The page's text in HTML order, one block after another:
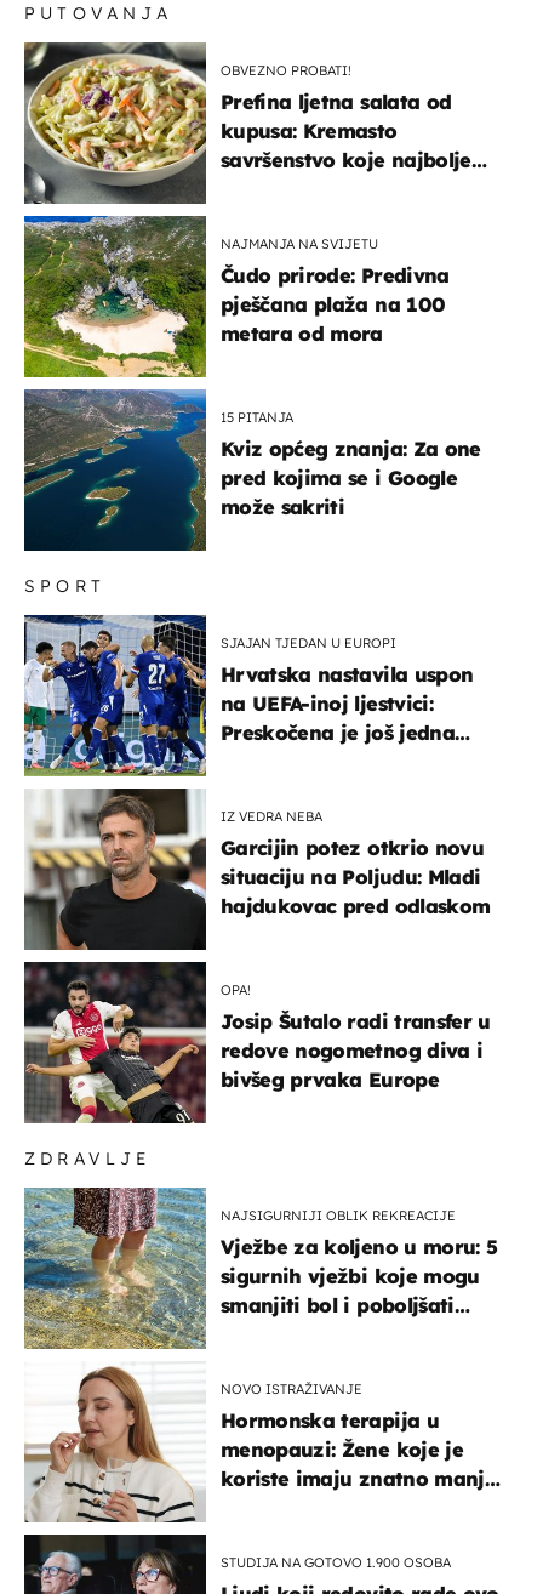
ZDRAVLJE
NAJSIGURNIJI OBLIK REKREACIJE
Vježbe za koljeno u moru: 5
sigurnih vježbi koje mogu
smanjiti bol i poboljšati
NOVO ISTRAŽIVANJE
Hormonska terapija u
menopauzi: Žene koje je
koriste imaju znatno manji
STUDIJA NA GOTOVO 1.900 OSOBA
SPORT
SJAJAN TJEDAN U EUROPI
Hrvatska nastavila uspon
na UEFA-inoj ljestvici:
Preskočena je još jedna
IZ VEDRA NEBA
Garcijin potez otkrio novu
situaciju na Poljudu: Mladi
hajdukovac pred odlaskom
OPA!
Josip Šutalo radi transfer u
redove nogometnog diva i
bivšeg prvaka Europe
PUTOVANJA
OBVEZNO PROBATI!
Prefina ljetna salata od
kupusa: Kremasto
savršenstvo koje najbolje
NAJMANJA NA SVIJETU
Čudo prirode: Predivna
pješčana plaža na 100
metara od mora
15 PITANJA
Kviz općeg znanja: Za one
pred kojima se i Google
može sakriti